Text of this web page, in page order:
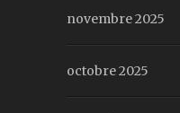
novembre 2025
octobre 2025